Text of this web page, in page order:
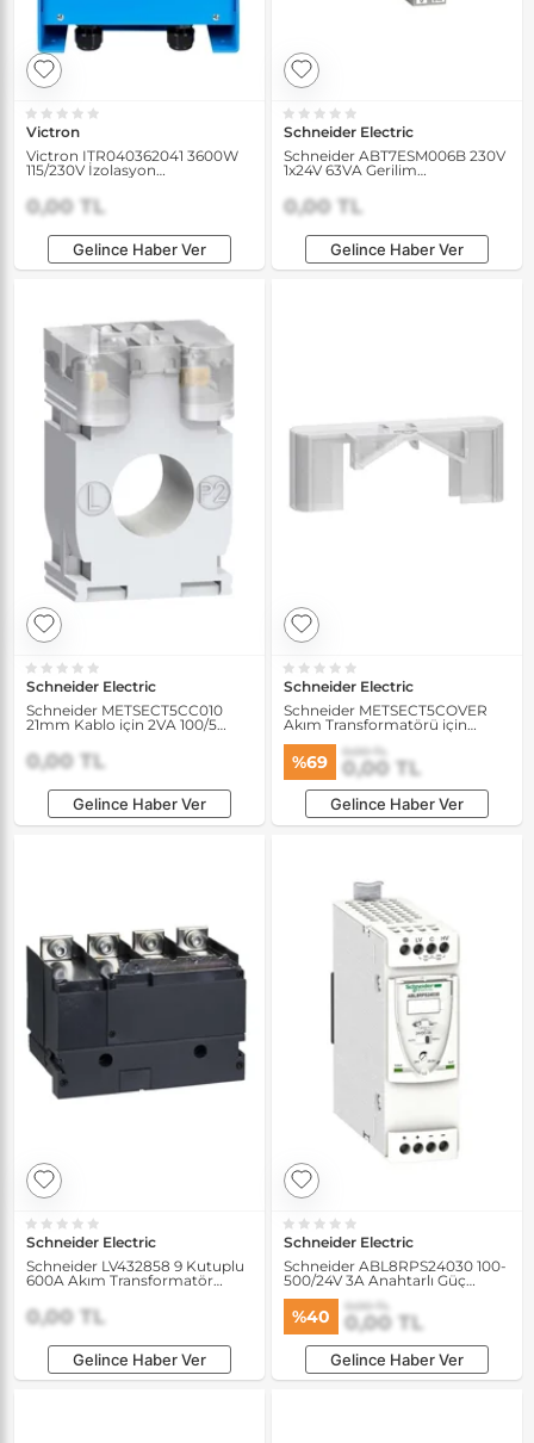
Victron
Victron ITR040362041 3600W
115/230V İzolasyon
Transformatörü
0,00 TL
Gelince Haber Ver
Schneider Electric
Schneider ABT7ESM006B 230V
1x24V 63VA Gerilim
0,00 TL
Gelince Haber Ver
Schneider Electric
Schneider METSECT5CC010
21mm Kablo için 2VA 100/5
0,00 TL
Gelince Haber Ver
Schneider Electric
Schneider METSECT5COVER
Akım Transformatörü için
%69 0,00 TL
0,00 TL
Gelince Haber Ver
Schneider Electric
Schneider LV432858 9 Kutuplu
600A Akım Transformatör
0,00 TL
Gelince Haber Ver
Schneider Electric
Schneider ABL8RPS24030 100-
500/24V 3A Anahtarlı Güç
%40 0,00 TL
0,00 TL
Gelince Haber Ver